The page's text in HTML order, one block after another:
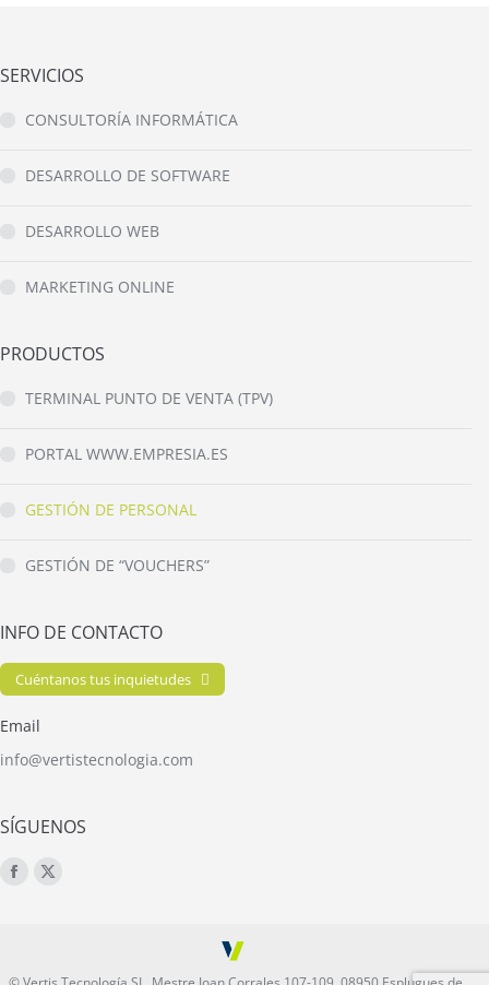
SERVICIOS
CONSULTORÍA INFORMÁTICA
DESARROLLO DE SOFTWARE
DESARROLLO WEB
MARKETING ONLINE
PRODUCTOS
TERMINAL PUNTO DE VENTA (TPV)
PORTAL WWW.EMPRESIA.ES
GESTIÓN DE PERSONAL
GESTIÓN DE “VOUCHERS”
INFO DE CONTACTO
Cuéntanos tus inquietudes
Email
info@vertistecnologia.com
SÍGUENOS
Encuéntranos en:
Facebook
X